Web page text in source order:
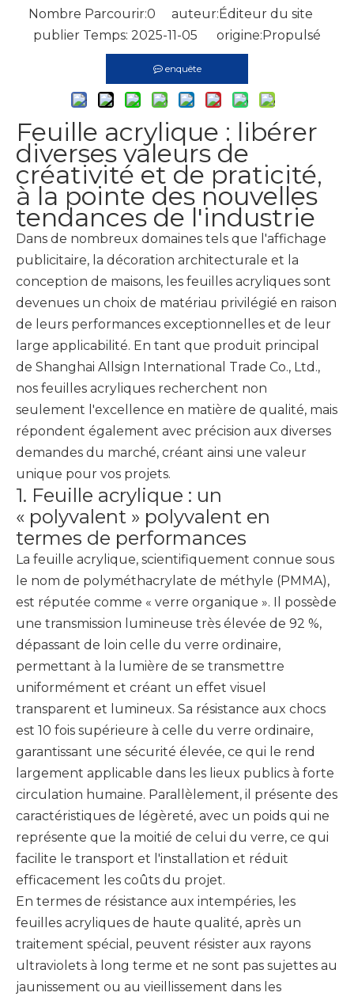
Nombre Parcourir:0 auteur:Éditeur du site
publier Temps: 2025-11-05 origine:Propulsé
enquête
Feuille acrylique : libérer
diverses valeurs de
créativité et de praticité,
à la pointe des nouvelles
tendances de l'industrie
Dans de nombreux domaines tels que l'affichage
publicitaire, la décoration architecturale et la
conception de maisons, les feuilles acryliques sont
devenues un choix de matériau privilégié en raison
de leurs performances exceptionnelles et de leur
large applicabilité. En tant que produit principal
de Shanghai Allsign International Trade Co., Ltd.,
nos feuilles acryliques recherchent non
seulement l'excellence en matière de qualité, mais
répondent également avec précision aux diverses
demandes du marché, créant ainsi une valeur
unique pour vos projets.
1. Feuille acrylique : un
« polyvalent » polyvalent en
termes de performances
La feuille acrylique, scientifiquement connue sous
le nom de polyméthacrylate de méthyle (PMMA),
est réputée comme « verre organique ». Il possède
une transmission lumineuse très élevée de 92 %,
dépassant de loin celle du verre ordinaire,
permettant à la lumière de se transmettre
uniformément et créant un effet visuel
transparent et lumineux. Sa résistance aux chocs
est 10 fois supérieure à celle du verre ordinaire,
garantissant une sécurité élevée, ce qui le rend
largement applicable dans les lieux publics à forte
circulation humaine. Parallèlement, il présente des
caractéristiques de légèreté, avec un poids qui ne
représente que la moitié de celui du verre, ce qui
facilite le transport et l'installation et réduit
efficacement les coûts du projet.
En termes de résistance aux intempéries, les
feuilles acryliques de haute qualité, après un
traitement spécial, peuvent résister aux rayons
ultraviolets à long terme et ne sont pas sujettes au
jaunissement ou au vieillissement dans les